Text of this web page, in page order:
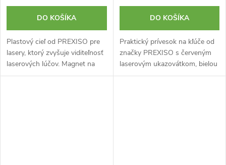
DO KOŠÍKA
Plastový cieľ od PREXISO pre
lasery, ktorý zvyšuje viditeľnosť
laserových lúčov. Magnet na
vrchu. Skladací zadný stojan.
DO KOŠÍKA
Praktický prívesok na kľúče od
značky PREXISO s červeným
laserovým ukazovátkom, bielou
LED lampou a UV svetlom. LED